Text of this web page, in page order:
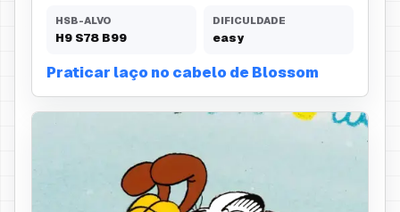
HSB-ALVO
H9 S78 B99
DIFICULDADE
easy
Praticar laço no cabelo de Blossom